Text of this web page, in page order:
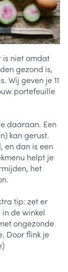
is niet omdat
gezond is,
Wij geven je 11
portefeuille
daaraan. Een
kan gerust.
en dan is een
helpt je
het
tip: zet er
in de winkel
ongezonde
Door flink je